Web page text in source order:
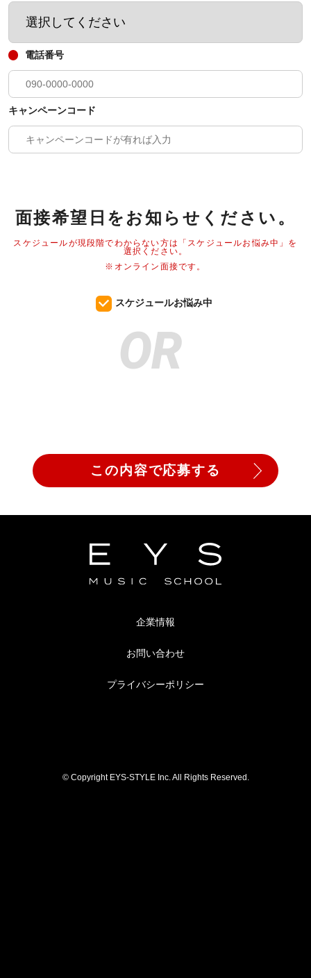
電話番号
キャンペーンコード
面接希望日をお知らせください。
スケジュールが現段階でわからない方は「スケジュールお悩み中」を
選択ください。
※オンライン面接です。
スケジュールお悩み中
OR
企業情報
お問い合わせ
プライバシーポリシー
© Copyright EYS-STYLE Inc. All Rights Reserved.